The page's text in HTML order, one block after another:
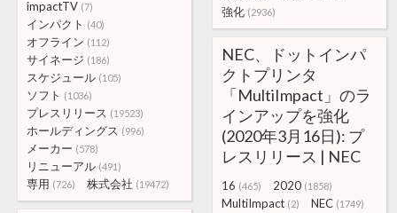
強化 (2936)
impactTV (7)
インパクト (40)
オフライン (112)
サイネージ (186)
スケジュール (105)
ソフト (1036)
プレスリリース (19523)
ホールディングス (996)
メーカー (578)
リニューアル (491)
専用 (726) 株式会社 (19472)
NEC、ドットインパ
クトプリンタ
「MultiImpact」のラ
インアップを強化
(2020年3月16日): プ
レスリリース | NEC
16 (465) 2020 (1858)
MultiImpact (2) NEC (1749)